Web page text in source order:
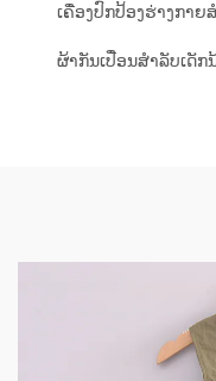
ເຄື່ອງປົກປ້ອງຮ່າງກາ
ຜ້າກັນເປື່ອນສຳລັບເດັ